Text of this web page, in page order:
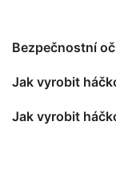
Bezpečnostní
Jak vyrobit
Jak vyrobit